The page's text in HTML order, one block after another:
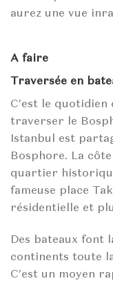
aurez une vue
A faire
Traversée en
C’est le
traverser le
Istanbul est
Bosphore. La
quartier
fameuse place
résidentielle et
Des bateaux font
continents toute
C’est un moyen